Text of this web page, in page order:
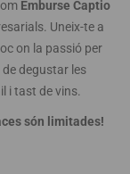
Emburse Captio
Uneix-te a
on la passió per
degustar les
i tast de vins.
són limitades!